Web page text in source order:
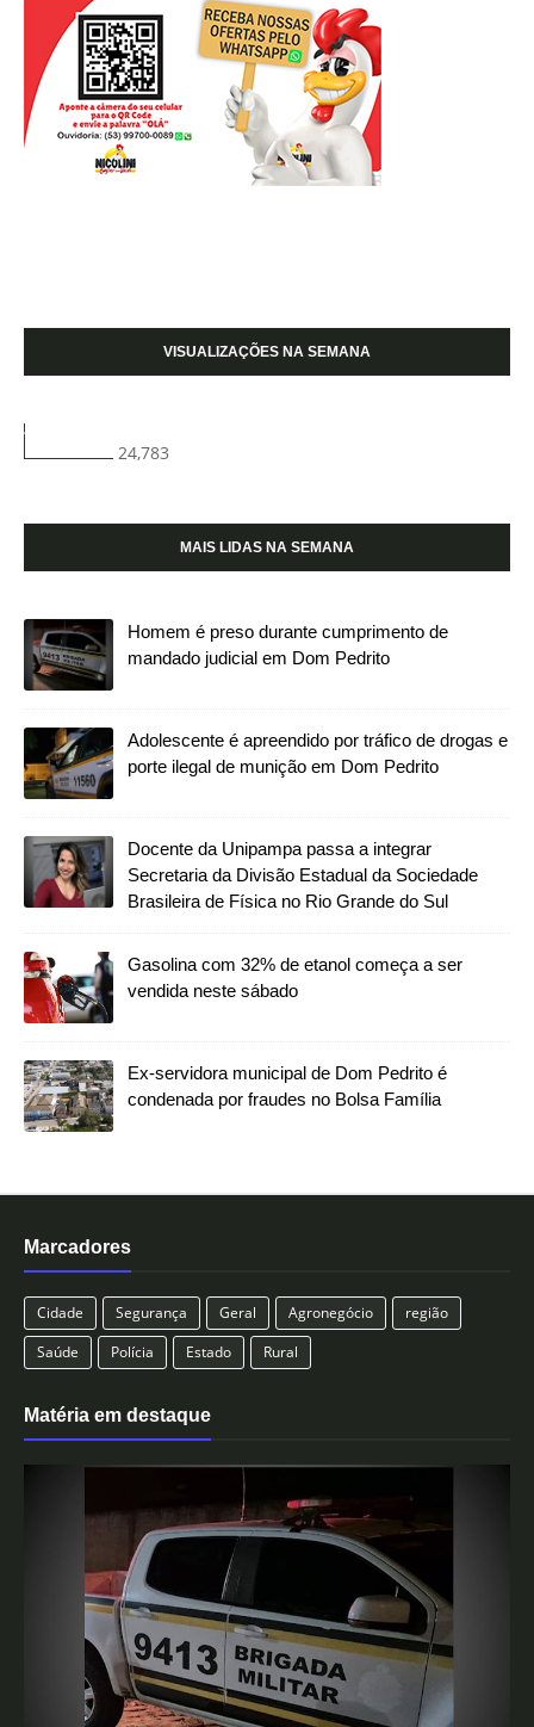
VISUALIZAÇÕES NA SEMANA
24,783
MAIS LIDAS NA SEMANA
Homem é preso durante cumprimento de
mandado judicial em Dom Pedrito
Adolescente é apreendido por tráfico de drogas e
porte ilegal de munição em Dom Pedrito
Docente da Unipampa passa a integrar
Secretaria da Divisão Estadual da Sociedade
Brasileira de Física no Rio Grande do Sul
Gasolina com 32% de etanol começa a ser
vendida neste sábado
Ex-servidora municipal de Dom Pedrito é
condenada por fraudes no Bolsa Família
Marcadores
Cidade Segurança Geral Agronegócio
região
Saúde
Polícia Estado Rural
Matéria em destaque